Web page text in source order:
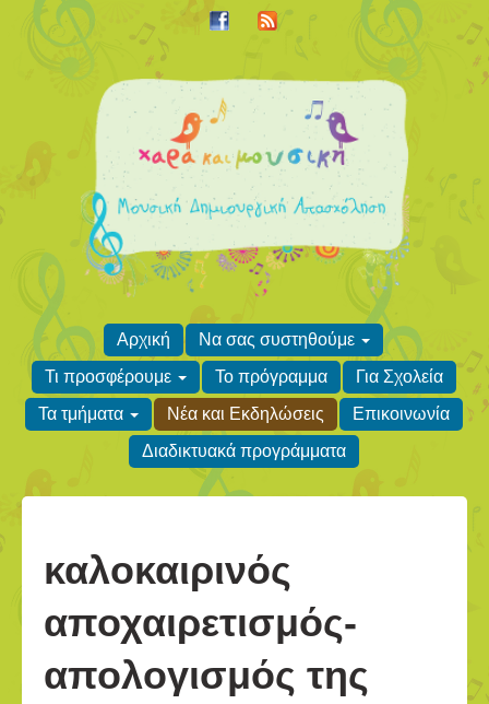
Αρχική
Να σας συστηθούμε
Τι προσφέρουμε
Το πρόγραμμα
Για Σχολεία
Τα τμήματα
Νέα και Εκδηλώσεις
Επικοινωνία
Διαδικτυακά προγράμματα
καλοκαιρινός
αποχαιρετισμός-
απολογισμός της